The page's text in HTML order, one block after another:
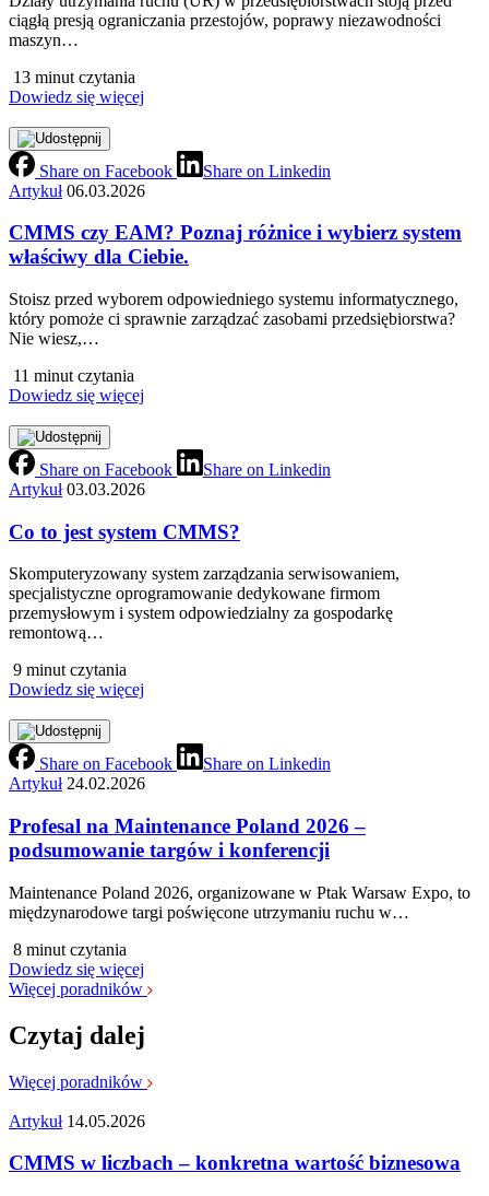
ciągłą presją ograniczania przestojów, poprawy niezawodności
maszyn…
13 minut czytania
Dowiedz się więcej
Share on Facebook
Share on Linkedin
Artykuł 06.03.2026
CMMS czy EAM? Poznaj różnice i wybierz system
właściwy dla Ciebie.
Stoisz przed wyborem odpowiedniego systemu informatycznego,
który pomoże ci sprawnie zarządzać zasobami przedsiębiorstwa?
Nie wiesz,…
11 minut czytania
Dowiedz się więcej
Share on Facebook
Share on Linkedin
Artykuł 03.03.2026
Co to jest system CMMS?
Skomputeryzowany system zarządzania serwisowaniem,
specjalistyczne oprogramowanie dedykowane firmom
przemysłowym i system odpowiedzialny za gospodarkę
remontową…
9 minut czytania
Dowiedz się więcej
Share on Facebook
Share on Linkedin
Artykuł 24.02.2026
Profesal na Maintenance Poland 2026 –
podsumowanie targów i konferencji
Maintenance Poland 2026, organizowane w Ptak Warsaw Expo, to
międzynarodowe targi poświęcone utrzymaniu ruchu w…
8 minut czytania
Dowiedz się więcej
Więcej poradników
Czytaj dalej
Więcej poradników
Artykuł 14.05.2026
CMMS w liczbach – konkretna wartość biznesowa